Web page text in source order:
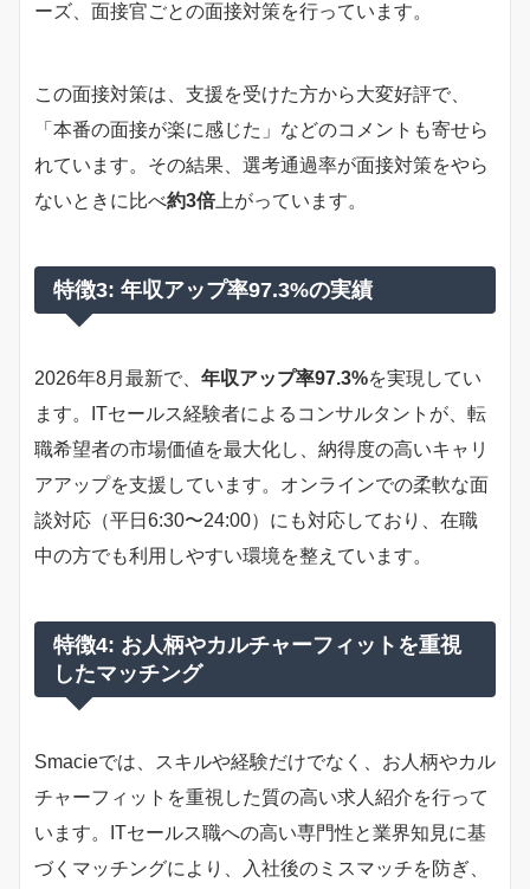
ーズ、面接官ごとの面接対策を行っています。
この面接対策は、支援を受けた方から大変好評で、
「本番の面接が楽に感じた」などのコメントも寄せら
れています。その結果、選考通過率が面接対策をやら
ないときに比べ約3倍上がっています。
特徴3: 年収アップ率97.3%の実績
2026年8月最新で、 年収アップ率97.3%を実現してい
ます。ITセールス経験者によるコンサルタントが、転
職希望者の市場価値を最大化し、納得度の高いキャリ
アアップを支援しています。オンラインでの柔軟な面
談対応（平日6:30〜24:00）にも対応しており、在職
中の方でも利用しやすい環境を整えています。
特徴4: お人柄やカルチャーフィットを重視
したマッチング
Smacieでは、スキルや経験だけでなく、お人柄やカル
チャーフィットを重視した質の高い求人紹介を行って
います。ITセールス職への高い専門性と業界知見に基
づくマッチングにより、入社後のミスマッチを防ぎ、